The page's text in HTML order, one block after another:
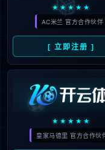
404
能你
书签